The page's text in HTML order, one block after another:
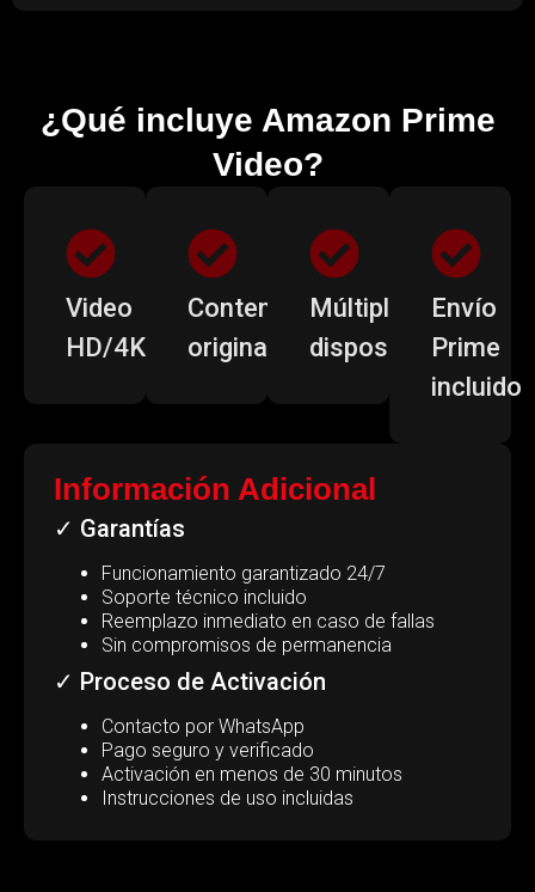
¿Qué incluye Amazon Prime
Video?
Video
HD/4K
Contenido
original
Múltiples
dispositivos
Envío
Prime
incluido
Información Adicional
✓ Garantías
Funcionamiento garantizado 24/7
Soporte técnico incluido
Reemplazo inmediato en caso de fallas
Sin compromisos de permanencia
✓ Proceso de Activación
Contacto por WhatsApp
Pago seguro y verificado
Activación en menos de 30 minutos
Instrucciones de uso incluidas